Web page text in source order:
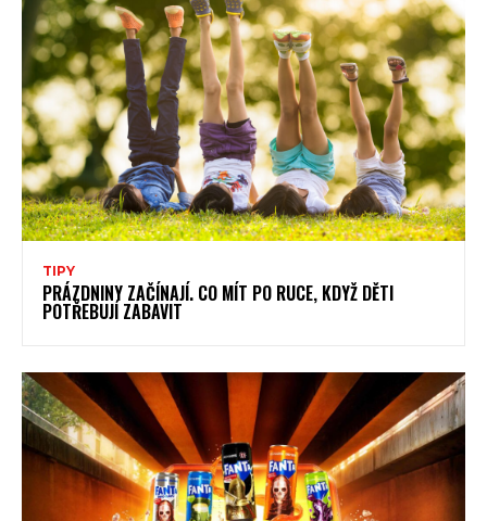
TIPY
PRÁZDNINY ZAČÍNAJÍ. CO MÍT PO RUCE, KDYŽ DĚTI
POTŘEBUJÍ ZABAVIT